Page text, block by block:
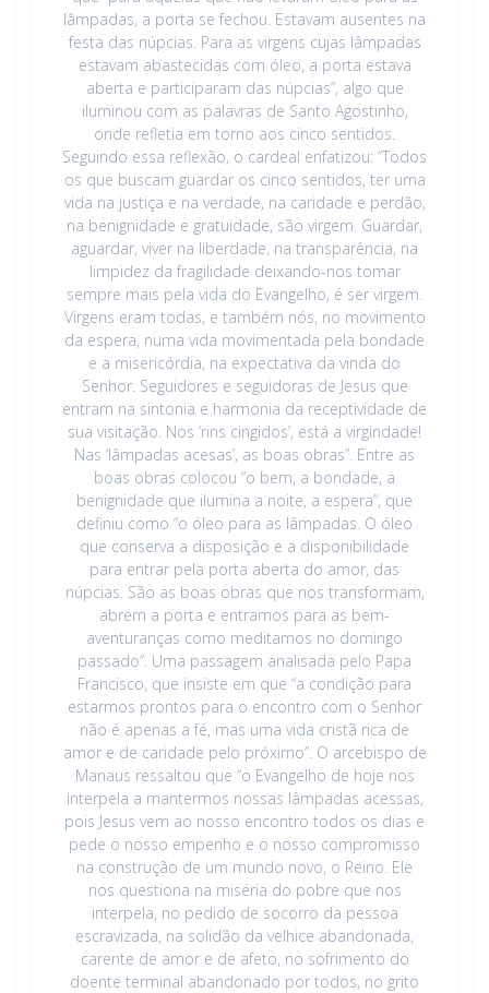
lâmpadas, a porta se fechou. Estavam ausentes na
festa das núpcias. Para as virgens cujas lâmpadas
estavam abastecidas com óleo, a porta estava
aberta e participaram das núpcias”, algo que
iluminou com as palavras de Santo Agostinho,
onde refletia em torno aos cinco sentidos.
Seguindo essa reflexão, o cardeal enfatizou: “Todos
os que buscam guardar os cinco sentidos, ter uma
vida na justiça e na verdade, na caridade e perdão,
na benignidade e gratuidade, são virgem. Guardar,
aguardar, viver na liberdade, na transparência, na
limpidez da fragilidade deixando-nos tomar
sempre mais pela vida do Evangelho, é ser virgem.
Virgens eram todas, e também nós, no movimento
da espera, numa vida movimentada pela bondade
e a misericórdia, na expectativa da vinda do
Senhor. Seguidores e seguidoras de Jesus que
entram na sintonia e harmonia da receptividade de
sua visitação. Nos ‘rins cingidos’, está a virgindade!
Nas ‘lâmpadas ace­sas’, as boas obras”. Entre as
boas obras colocou “o bem, a bondade, a
benignidade que ilumina a noite, a espera”, que
definiu como “o óleo para as lâmpadas. O óleo
que conserva a disposição e a disponibilidade
para entrar pela porta aberta do amor, das
núpcias. São as boas obras que nos transformam,
abrem a porta e entramos para as bem-
aventuranças como meditamos no domingo
passado”. Uma passagem analisada pelo Papa
Francisco, que insiste em que “a condição para
estarmos prontos para o encontro com o Senhor
não é apenas a fé, mas uma vida cristã rica de
amor e de caridade pelo próximo”. O arcebispo de
Manaus ressaltou que “o Evangelho de hoje nos
interpela a mantermos nossas lâmpadas acessas,
pois Jesus vem ao nosso encontro todos os dias e
pede o nosso empenho e o nosso compromisso
na construção de um mundo novo, o Reino. Ele
nos questiona na miséria do pobre que nos
interpela, no pedido de socorro da pessoa
escravizada, na solidão da velhice abandonada,
carente de amor e de afeto, no sofrimento do
doente terminal abandonado por todos, no grito